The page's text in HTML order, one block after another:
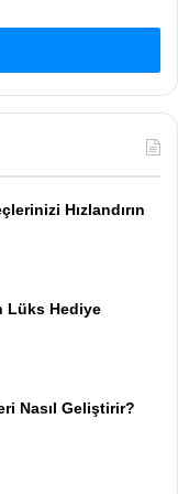
Hızlandırın
Lüks Hediye
Nasıl Geliştirir?